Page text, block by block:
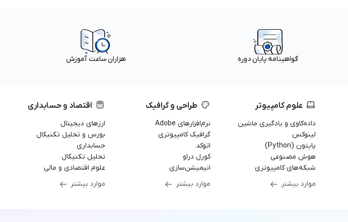
گواهینامه پایان دوره هزاران ساعت آموزش
علوم کامپیوتر
داده‌کاوی و یادگیری ماشین
لینوکس
پایتون (Python)
هوش مصنوعی
شبکه‌های کامپیوتری
موارد بیشتر
طراحی و گرافیک
نرم‌افزارهای Adobe
گرافیک کامپیوتری
اتوکد
کورل دراو
انیمیشن‌سازی
موارد بیشتر
اقتصاد و حسابداری
ارزهای دیجیتال
بورس و تحلیل تکنیکال
حسابداری
تحلیل تکنیکال
علوم اقتصادی و مالی
موارد بیشتر